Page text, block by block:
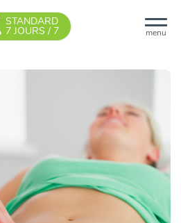
menu
STANDARD
7 JOURS / 7